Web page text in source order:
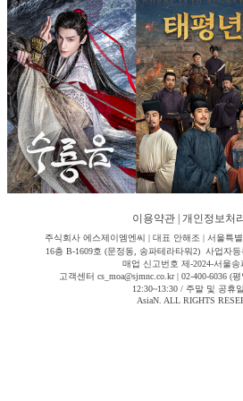
이용약관 개인정보처
주식회사 에스제이엠엔씨 | 대표 안해조 | 서울특
16층 B-1609호 (문정동, 송파테라타워2) 사업자등
매업 신고번호 제-2024-서울송
고객센터 cs_moa@sjmnc.co.kr | 02-400-6036 (
12:30~13:30 / 주말 및 공휴
AsiaN. ALL RIGHTS